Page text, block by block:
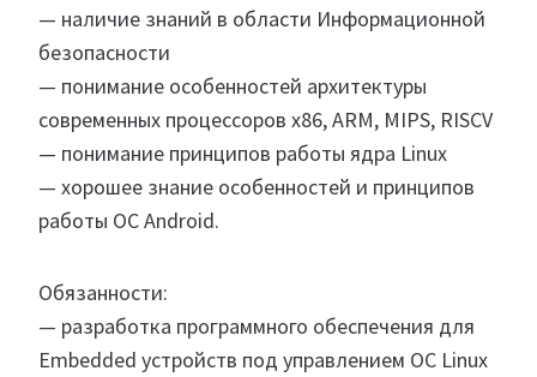
— наличие знаний в области Информационной
безопасности
— понимание особенностей архитектуры
современных процессоров x86, ARM, MIPS, RISCV
— понимание принципов работы ядра Linux
— хорошее знание особенностей и принципов
работы ОС Android.
Обязанности:
— разработка программного обеспечения для
Embedded устройств под управлением ОС Linuх